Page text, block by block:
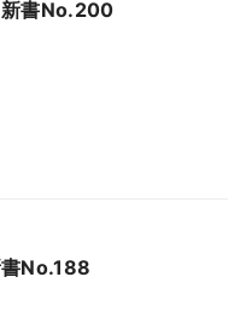
新書No.200
No.188